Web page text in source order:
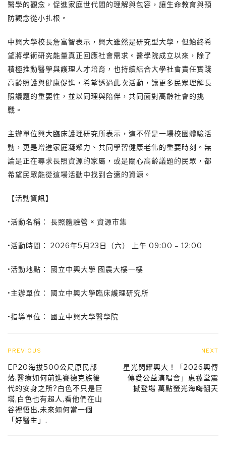
醫學的觀念，促進家庭世代間的理解與包容，讓生命教育與預
防觀念從小扎根。
中興大學校長詹富智表示，興大雖然是研究型大學，但始終希
望將學術研究能量真正回應社會需求。醫學院成立以來，除了
積極推動醫學與護理人才培育，也持續結合大學社會責任實踐
高齡照護與健康促進，希望透過此次活動，讓更多民眾理解長
照議題的重要性，並以同理與陪伴，共同面對高齡社會的挑
戰。
主辦單位興大臨床護理研究所表示，這不僅是一場校園體驗活
動，更是增進家庭凝聚力、共同學習健康老化的重要時刻。無
論是正在尋求長照資源的家屬，或是關心高齡議題的民眾，都
希望民眾能從這場活動中找到合適的資源。
【活動資訊】
•活動名稱： 長照體驗營 × 資源市集
•活動時間： 2026年5月23日（六） 上午 09:00 – 12:00
•活動地點： 國立中興大學 國農大樓一樓
•主辦單位： 國立中興大學臨床護理研究所
•指導單位： 國立中興大學醫學院
PREVIOUS
EP20海拔500公尺原民部
落,醫療如何前進賽德克族後
代的安身之所?白色不只是巨
塔,白色也有超人,看他們在山
谷裡悟出,未來如何當一個
「好醫生」.
NEXT
星光閃耀興大！「2026興傳
傳愛公益演唱會」惠蓀堂震
撼登場 萬點螢光海嗨翻天